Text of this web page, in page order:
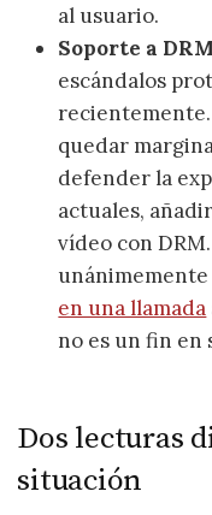
al usuario.
Soporte a DRM
escándalos
quedar
defender la
actuales,
vídeo con
en una llamada
no es un fin en
Dos lecturas
situación